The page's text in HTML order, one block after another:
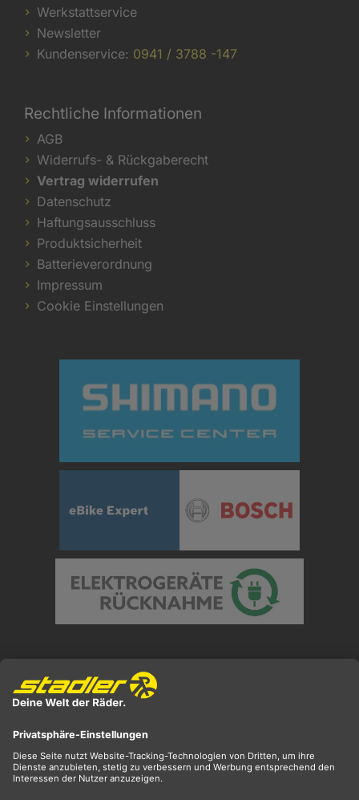
Werkstattservice
Newsletter
Kundenservice: 0941 / 3788 -147
Rechtliche Informationen
AGB
Widerrufs- & Rückgaberecht
Vertrag widerrufen
Datenschutz
Haftungsausschluss
Produktsicherheit
Batterieverordnung
Impressum
Cookie Einstellungen